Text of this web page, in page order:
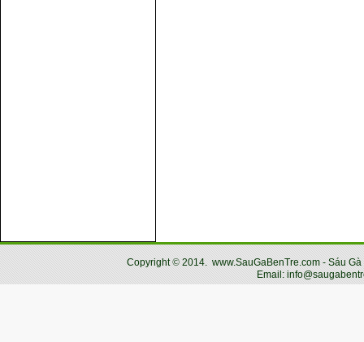
Copyright© 2014. www.SauGaBenTre.com - Sáu
Email: